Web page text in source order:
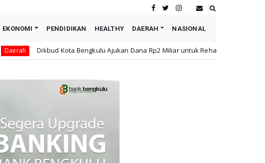
EKONOMI PENDIDIKAN HEALTHY DAERAH NASIONAL
Ajukan Dana Rp2 Miliar untuk Rehabilitasi SMPN 19 Pascakebakaran